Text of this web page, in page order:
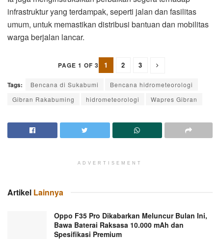
infrastruktur yang terdampak, seperti jalan dan fasilitas
umum, untuk memastikan distribusi bantuan dan mobilitas
warga berjalan lancar.
PAGE 1 OF 3 1 2 3
Tags: Bencana di Sukabumi
Bencana hidrometeorologi
Gibran Rakabuming
hidrometeorologi Wapres Gibran
ADVERTISEMENT
Artikel Lainnya
Oppo F35 Pro Dikabarkan Meluncur Bulan Ini,
Bawa Baterai Raksasa 10.000 mAh dan
Spesifikasi Premium